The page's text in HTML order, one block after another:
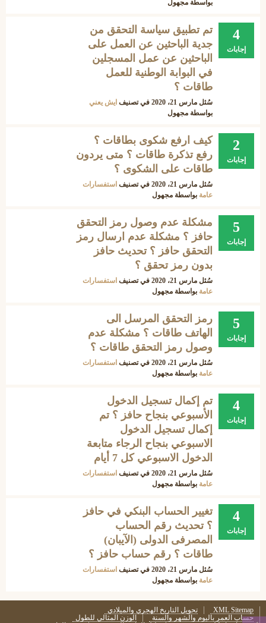
بواسطة مجهول
4
إجابات
تم تطبيق سياسة التحقق من
جدية الباحثين عن العمل على
الباحثين عن عمل المسجلين
في البوابة الوطنية للعمل
طاقات ؟
سُئل مارس 21، 2020 في تصنيف ايش يعني
بواسطة مجهول
2
إجابات
كيف ارفع شكوى بطاقات ؟
رفع تذكرة طاقات ؟ متى يردون
طاقات على الشكوى ؟
سُئل مارس 21، 2020 في تصنيف استفسارات
عامة بواسطة مجهول
5
إجابات
مشكلة عدم وصول رمز التحقق
حافز ؟ مشكلة عدم ارسال رمز
التحقق حافز ؟ تحديث حافز
بدون رمز تحقق ؟
سُئل مارس 21، 2020 في تصنيف استفسارات
عامة بواسطة مجهول
5
إجابات
رمز التحقق المرسل الى
الهاتف طاقات ؟ مشكلة عدم
وصول رمز التحقق طاقات ؟
سُئل مارس 21، 2020 في تصنيف استفسارات
عامة بواسطة مجهول
4
إجابات
تم إكمال تسجيل الدخول
الأسبوعي بنجاح حافز ؟ تم
إكمال تسجيل الدخول
الاسبوعي بنجاح الرجاء متابعة
الدخول الاسبوعي كل 7 أيام
سُئل مارس 21، 2020 في تصنيف استفسارات
عامة بواسطة مجهول
4
إجابات
تغيير الحساب البنكي في حافز
؟ تحديث رقم الحساب
المصرفى الدولى (الآيبان)
طاقات ؟ رقم حساب حافز ؟
سُئل مارس 21، 2020 في تصنيف استفسارات
عامة بواسطة مجهول
XML Sitemap
تحويل التاريخ الهجري والميلادي
حساب العمر باليوم والشهر والسنة
الوزن المثالي للطول